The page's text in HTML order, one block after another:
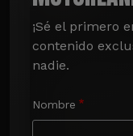
¡Sé el primero
contenido
nadie.
Nombre